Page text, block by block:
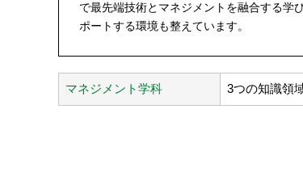
で最先端技術とマネジメントを融合する学
ポートする環境も整えています。
マネジメント学科 3つの知識領